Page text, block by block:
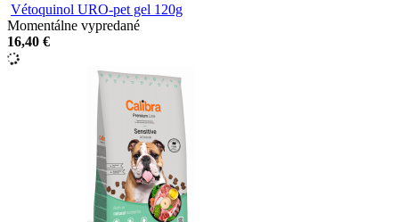
Vétoquinol URO-pet gel 120g
Momentálne vypredané
16,40 €